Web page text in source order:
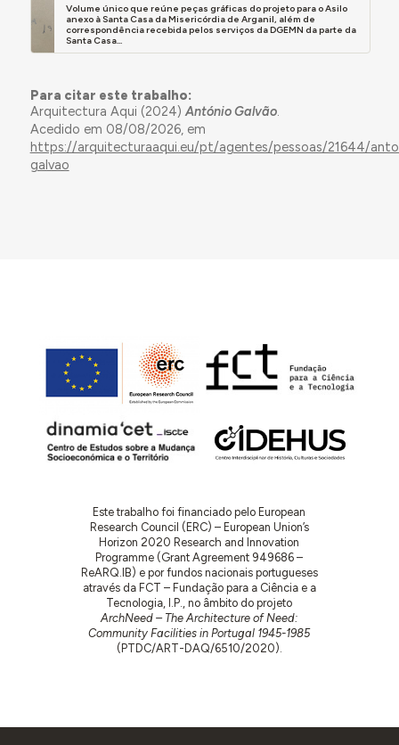
Volume único que reúne peças gráficas do projeto para o Asilo
anexo à Santa Casa da Misericórdia de Arganil, além de
correspondência recebida pelos serviços da DGEMN da parte da
Santa Casa...
Para citar este trabalho:
Arquitectura Aqui (2024)António Galvão.
Acedido em 08/08/2026, em
https://arquitecturaaqui.eu/pt/agentes/pessoas/21644/
galvao
Este trabalho foi financiado pelo European
Research Council (ERC) – European Union’s
Horizon 2020 Research and Innovation
Programme (Grant Agreement 949686 –
ReARQ.IB) e por fundos nacionais portugueses
através da FCT – Fundação para a Ciência e a
Tecnologia, I.P., no âmbito do projeto
ArchNeed – The Architecture of Need:
Community Facilities in Portugal 1945-1985
(PTDC/ART-DAQ/6510/2020).